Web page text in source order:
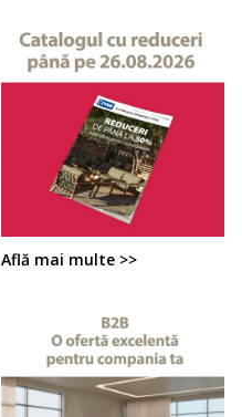
Află mai multe >>